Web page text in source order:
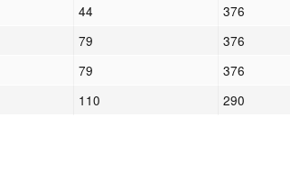
44
376
79
376
79
376
110 290